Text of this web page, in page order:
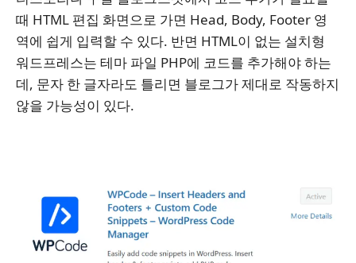
때 HTML 편집 화면으로 가면 Head, Body, Footer 영
역에 쉽게 입력할 수 있다. 반면 HTML이 없는 설치형
워드프레스는 테마 파일 PHP에 코드를 추가해야 하는
데, 문자 한 글자라도 틀리면 블로그가 제대로 작동하지
않을 가능성이 있다.